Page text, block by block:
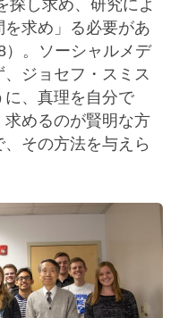
し求め、研究によ
求め」る必要があ
）。ソーシャルメデ
ジョセフ・スミス
、真理を自分で
求めるのが賢明な方
その方法を与えら